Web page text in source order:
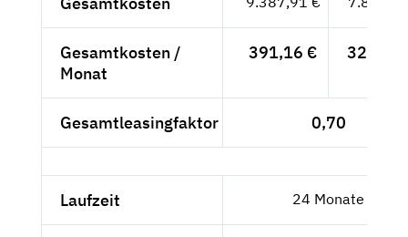
Gesamtkosten /
Monat
391,16 € 328,71
Gesamtleasingfaktor 0,70
Laufzeit 24 Monate